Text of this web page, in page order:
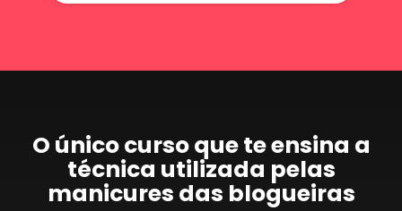
O único curso que te ensina a
técnica utilizada pelas
manicures das blogueiras